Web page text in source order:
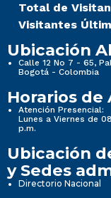
Total de
Visitantes
Ubicación
Calle 12 No 7 - 65,
Bogotá - Colombia
Horarios de
Atención Presencial:
Lunes a Viernes de
p.m.
Ubicación
y Sedes
Directorio Nacional